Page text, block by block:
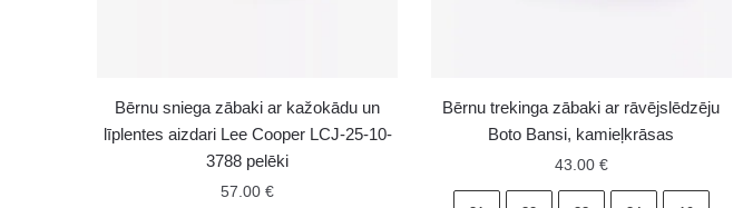
Bērnu sniega zābaki ar kažokādu un
līplentes aizdari Lee Cooper LCJ-25-10-
3788 pelēki
57.00 €
Bērnu trekinga zābaki ar rāvējslēdzēju
Boto Bansi, kamieļkrāsas
43.00 €